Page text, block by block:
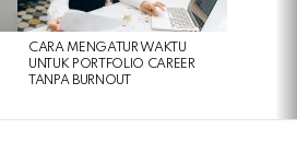
CARA MENGATUR WAKTU
UNTUK PORTFOLIO CAREER
TANPA BURNOUT